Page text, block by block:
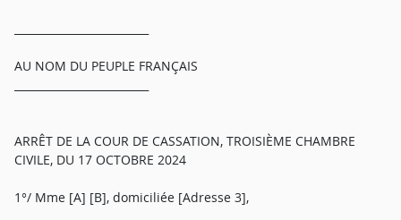
AU NOM DU PEUPLE FRANÇAIS
ARRÊT DE LA COUR DE CASSATION, TROISIÈME CHAMBRE
CIVILE, DU 17 OCTOBRE 2024
1°/ Mme [A] [B], domiciliée [Adresse 3],